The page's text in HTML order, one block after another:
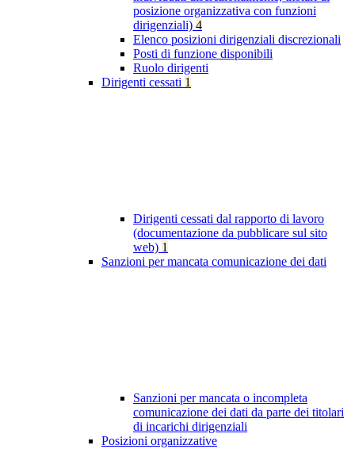
posizione organizzativa con funzioni
dirigenziali) 4
Elenco posizioni dirigenziali discrezionali
Posti di funzione disponibili
Ruolo dirigenti
Dirigenti cessati 1
Dirigenti cessati dal rapporto di lavoro
(documentazione da pubblicare sul sito
web) 1
Sanzioni per mancata comunicazione dei dati
Sanzioni per mancata o incompleta
comunicazione dei dati da parte dei titolari
di incarichi dirigenziali
Posizioni organizzative